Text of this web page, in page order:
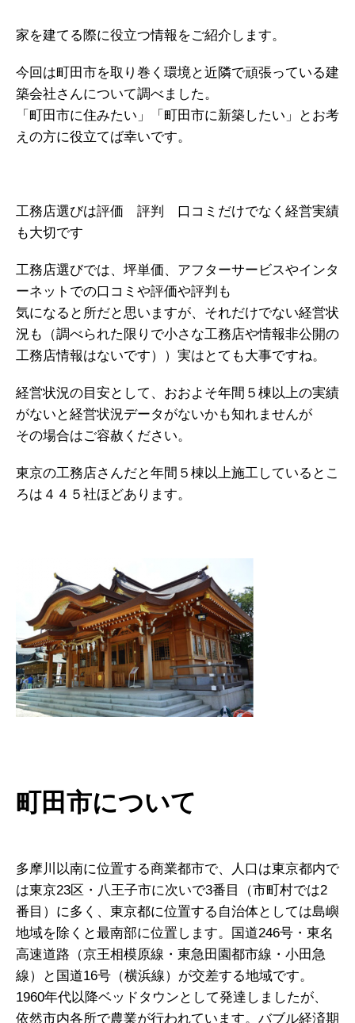
家を建てる際に役立つ情報をご紹介します。
今回は町田市を取り巻く環境と近隣で頑張っている建
築会社さんについて調べました。
「町田市に住みたい」「町田市に新築したい」とお考
えの方に役立てば幸いです。
工務店選びは評価 評判 口コミだけでなく経営実績
も大切です
工務店選びでは、坪単価、アフターサービスやインタ
ーネットでの口コミや評価や評判も
気になると所だと思いますが、それだけでない経営状
況も（調べられた限りで小さな工務店や情報非公開の
工務店情報はないです））実はとても大事ですね。
経営状況の目安として、おおよそ年間５棟以上の実績
がないと経営状況データがないかも知れませんが
その場合はご容赦ください。
東京の工務店さんだと年間５棟以上施工しているとこ
ろは４４５社ほどあります。
町田市について
多摩川以南に位置する商業都市で、人口は東京都内で
は東京23区・八王子市に次いで3番目（市町村では2
番目）に多く、東京都に位置する自治体としては島嶼
地域を除くと最南部に位置します。国道246号・東名
高速道路（京王相模原線・東急田園都市線・小田急
線）と国道16号（横浜線）が交差する地域です。
1960年代以降ベッドタウンとして発達しましたが、
依然市内各所で農業が行われています。バブル経済期